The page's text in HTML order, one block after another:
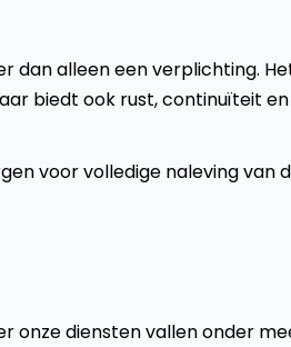
dan alleen een verplichting.
biedt ook rust, continuïteit en
voor volledige naleving van
onze diensten vallen onder